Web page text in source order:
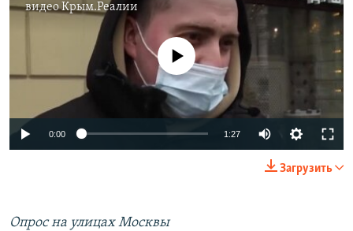
видеоКрым.Реалии
No media source currently available
0:00 1:27
240p
Загрузить
Опрос на улицах Москвы